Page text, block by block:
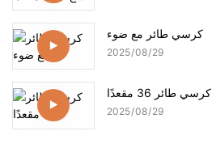
كرسي طائر مع ضوء
2025 08 29
كرسي طائر 36 مقعدًا
2025 08 29